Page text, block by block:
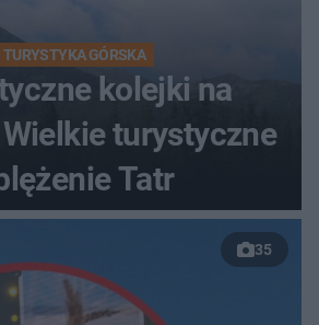
TURYSTYKA GÓRSKA
kolejki na
turystyczne
Tatr
35